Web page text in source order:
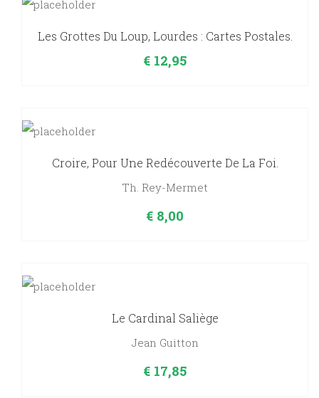
Les Grottes Du Loup, Lourdes : Cartes Postales.
€ 12,95
Croire, Pour Une Redécouverte De La Foi.
Th. Rey-Mermet
€ 8,00
Le Cardinal Saliège
Jean Guitton
€ 17,85